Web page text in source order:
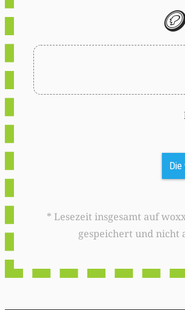
* Lesezeit insgesamt auf woxx.lu: 0 Minute. Diese Daten werden nur in
gespeichert und nicht